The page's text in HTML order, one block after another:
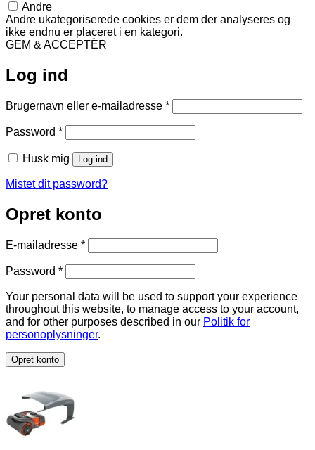
Andre
Andre ukategoriserede cookies er dem der analyseres og
ikke endnu er placeret i en kategori.
GEM & ACCEPTÈR
Log ind
Brugernavn eller e-mailadresse *Påkrævet
Password *Påkrævet
Husk mig Log ind
Mistet dit password?
Opret konto
E-mailadresse *Påkrævet
Password *Påkrævet
Your personal data will be used to support your experience
throughout this website, to manage access to your account,
and for other purposes described in our Politik for
personoplysninger.
Opret konto